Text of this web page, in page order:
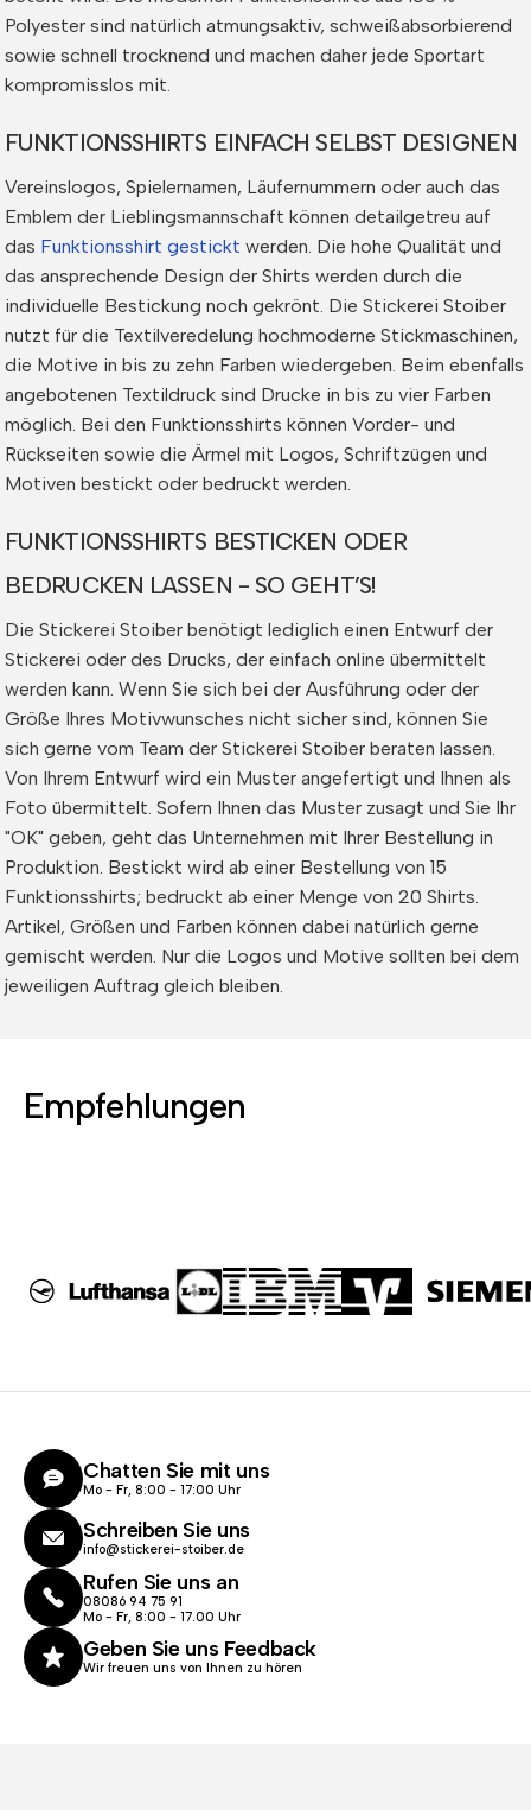
Polyester sind natürlich atmungsaktiv, schweißabsorbierend
sowie schnell trocknend und machen daher jede Sportart
kompromisslos mit.
FUNKTIONSSHIRTS EINFACH SELBST DESIGNEN
Vereinslogos, Spielernamen, Läufernummern oder auch das
Emblem der Lieblingsmannschaft können detailgetreu auf
das Funktionsshirt gestickt werden. Die hohe Qualität und
das ansprechende Design der Shirts werden durch die
individuelle Bestickung noch gekrönt. Die Stickerei Stoiber
nutzt für die Textilveredelung hochmoderne Stickmaschinen,
die Motive in bis zu zehn Farben wiedergeben. Beim ebenfalls
angebotenen Textildruck sind Drucke in bis zu vier Farben
möglich. Bei den Funktionsshirts können Vorder- und
Rückseiten sowie die Ärmel mit Logos, Schriftzügen und
Motiven bestickt oder bedruckt werden.
FUNKTIONSSHIRTS BESTICKEN ODER
BEDRUCKEN LASSEN - SO GEHT’S!
Die Stickerei Stoiber benötigt lediglich einen Entwurf der
Stickerei oder des Drucks, der einfach online übermittelt
werden kann. Wenn Sie sich bei der Ausführung oder der
Größe Ihres Motivwunsches nicht sicher sind, können Sie
sich gerne vom Team der Stickerei Stoiber beraten lassen.
Von Ihrem Entwurf wird ein Muster angefertigt und Ihnen als
Foto übermittelt. Sofern Ihnen das Muster zusagt und Sie Ihr
"OK" geben, geht das Unternehmen mit Ihrer Bestellung in
Produktion. Bestickt wird ab einer Bestellung von 15
Funktionsshirts; bedruckt ab einer Menge von 20 Shirts.
Artikel, Größen und Farben können dabei natürlich gerne
gemischt werden. Nur die Logos und Motive sollten bei dem
jeweiligen Auftrag gleich bleiben.
Empfehlungen
Chatten Sie mit uns
Mo - Fr, 8:00 - 17:00 Uhr
Schreiben Sie uns
info@stickerei-stoiber.de
Rufen Sie uns an
08086 94 75 91
Mo - Fr, 8:00 - 17.00 Uhr
Geben Sie uns Feedback
Wir freuen uns von Ihnen zu hören